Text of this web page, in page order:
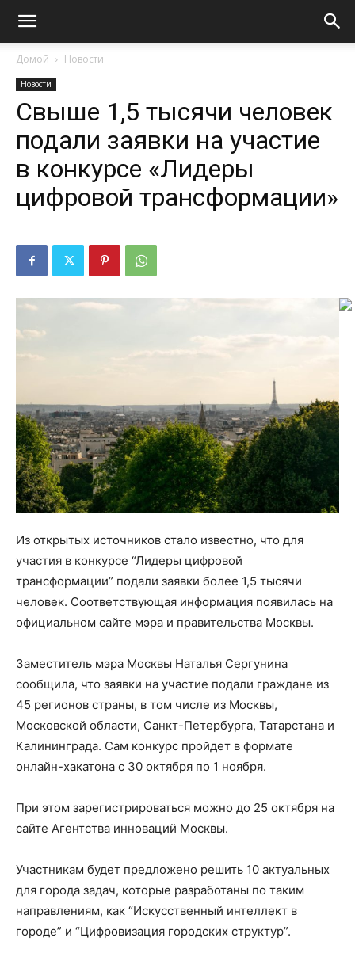
Домой Новости
Новости
Свыше 1,5 тысячи человек
подали заявки на участие
в конкурсе «Лидеры
цифровой трансформации»
Из открытых источников стало известно, что для
участия в конкурсе “Лидеры цифровой
трансформации” подали заявки более 1,5 тысячи
человек. Соответствующая информация появилась на
официальном сайте мэра и правительства Москвы.
Заместитель мэра Москвы Наталья Сергунина
сообщила, что заявки на участие подали граждане из
45 регионов страны, в том числе из Москвы,
Московской области, Санкт-Петербурга, Татарстана и
Калининграда. Сам конкурс пройдет в формате
онлайн-хакатона с 30 октября по 1 ноября.
При этом зарегистрироваться можно до 25 октября на
сайте Агентства инноваций Москвы.
Участникам будет предложено решить 10 актуальных
для города задач, которые разработаны по таким
направлениям, как “Искусственный интеллект в
городе” и “Цифровизация городских структур”.